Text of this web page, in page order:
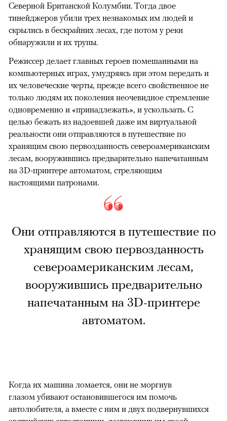
Северной Британской Колумбии. Тогда двое
тинейджеров убили трех незнакомых им людей и
скрылись в бескрайних лесах, где потом у реки
обнаружили и их трупы.
Режиссер делает главных героев помешанными на
компьютерных играх, умудряясь при этом передать и
их человеческие черты, прежде всего свойственное не
только людям их поколения неочевидное стремление
одновременно и «принадлежать», и ускользать. С
целью бежать из надоевшей даже им виртуальной
реальности они отправляются в путешествие по
хранящим свою первозданность североамериканским
лесам, вооружившись предварительно напечатанным
на 3D-принтере автоматом, стреляющим
настоящими патронами.
Они отправляются в путешествие по
хранящим свою первозданность
североамериканским лесам,
вооружившись предварительно
напечатанным на 3D-принтере
автоматом.
Когда их машина ломается, они не моргнув
глазом убивают остановившегося им помочь
автолюбителя, а вместе с ним и двух подвернувшихся